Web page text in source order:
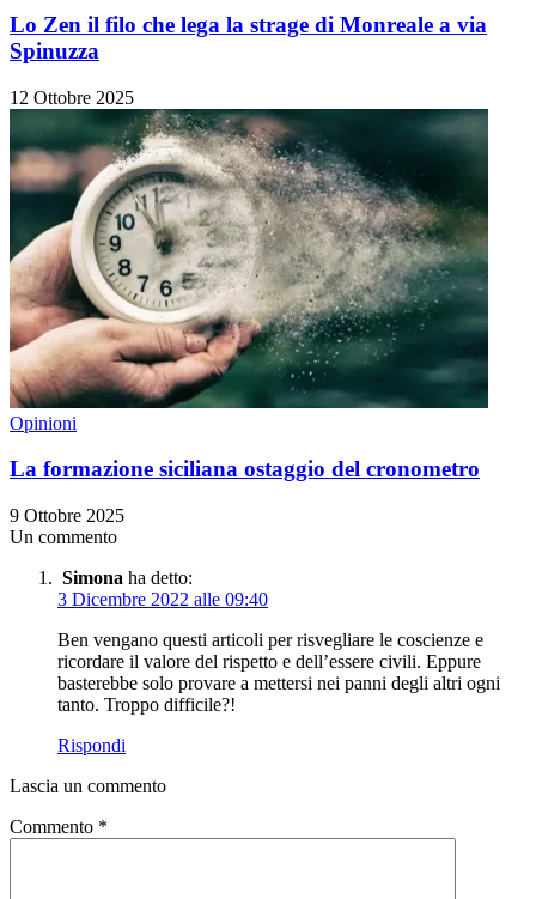
Lo Zen il filo che lega la strage di Monreale a via
Spinuzza
12 Ottobre 2025
Opinioni
La formazione siciliana ostaggio del cronometro
9 Ottobre 2025
Un commento
Simona ha detto:
3 Dicembre 2022 alle 09:40
Ben vengano questi articoli per risvegliare le coscienze e
ricordare il valore del rispetto e dell’essere civili. Eppure
basterebbe solo provare a mettersi nei panni degli altri ogni
tanto. Troppo difficile?!
Rispondi
Lascia un commento
Commento *